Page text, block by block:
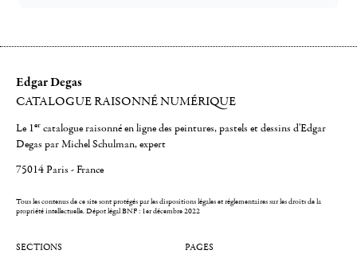
Edgar Degas
CATALOGUE RAISONNÉ NUMÉRIQUE
Le 1er catalogue raisonné en ligne des peintures, pastels et dessins d'Edgar
Degas par Michel Schulman, expert
75014 Paris - France
Tous les contenus de ce site sont protégés par les dispositions légales et réglementaires sur les droits de la
propriété intellectuelle.Dépot légal BNF : 1er décembre 2022
SECTIONS PAGES